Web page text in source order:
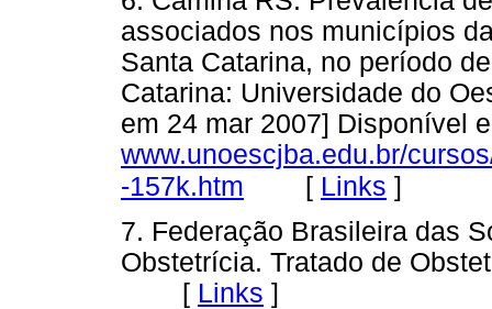
associados nos municípios
Santa Catarina, no período
Catarina: Universidade do
em 24 mar 2007] Disponível
www.unoescjba.edu.br/
-157k.htm [ Links ]
7. Federação Brasileira das
Obstetrícia. Tratado de
[ Links ]